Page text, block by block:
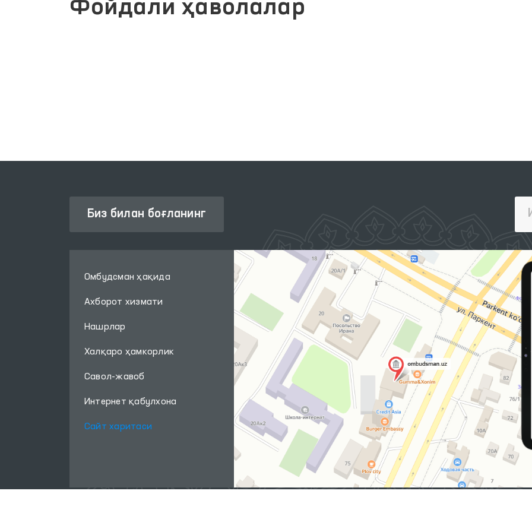
Фойдали ҳаволалар
Биз билан боғланинг
Омбудсман ҳақида
Ахборот хизмати
Нашрлар
Халқаро ҳамкорлик
Савол-жавоб
Интернет қабулхона
Сайт харитаси